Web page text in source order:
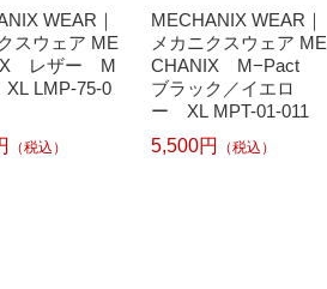
WEAR｜
スウェア ME
レザー M
LMP-75-0
（税込）
MECHANIX WEAR｜
メカニクスウェア ME
CHANIX M−Pact
ブラック／イエロ
ー XL MPT-01-011
5,500円
（税込）